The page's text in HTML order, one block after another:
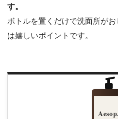
す。
ボトルを置くだけで洗面所が
は嬉しいポイントです。
Aesop.